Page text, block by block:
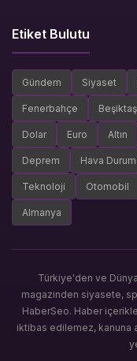
Etiket Bulutu
Gündem Siyaset
Fenerbahçe Beşiktaş
Dolar Euro Altın
Deprem Hava
Teknoloji Otomobil
Almanya
Türkiye'den ve
magazinden siyasete,
HaberSeo. Haber
iktibas edilemez, kanuna